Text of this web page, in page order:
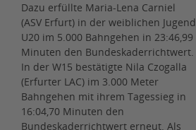
Dazu erfüllte Maria-Lena Carniel
(ASV Erfurt) in der weiblichen Jugend
U20 im 5.000 Bahngehen in 23:46,99
Minuten den Bundeskaderrichtwert.
In der W15 bestätigte Nila Czogalla
(Erfurter LAC) im 3.000 Meter
Bahngehen mit ihrem Tagessieg in
16:04,70 Minuten den
Bundeskaderrichtwert erneut. Als